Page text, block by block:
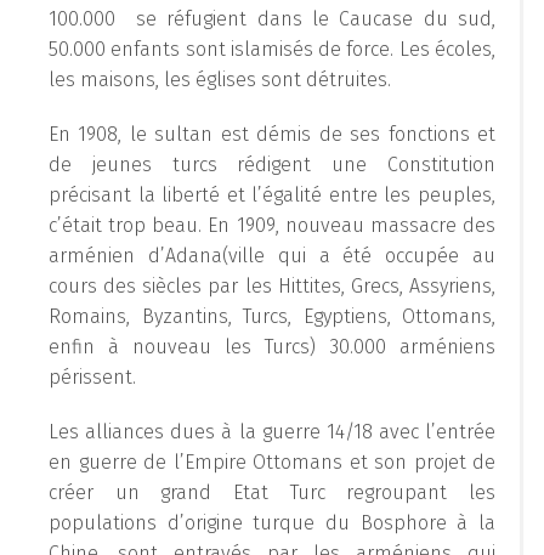
100.000 se réfugient dans le Caucase du sud,
50.000 enfants sont islamisés de force. Les écoles,
les maisons, les églises sont détruites.
En 1908, le sultan est démis de ses fonctions et
de jeunes turcs rédigent une Constitution
précisant la liberté et l’égalité entre les peuples,
c’était trop beau. En 1909, nouveau massacre des
arménien d’Adana(ville qui a été occupée au
cours des siècles par les Hittites, Grecs, Assyriens,
Romains, Byzantins, Turcs, Egyptiens, Ottomans,
enfin à nouveau les Turcs) 30.000 arméniens
périssent.
Les alliances dues à la guerre 14/18 avec l’entrée
en guerre de l’Empire Ottomans et son projet de
créer un grand Etat Turc regroupant les
populations d’origine turque du Bosphore à la